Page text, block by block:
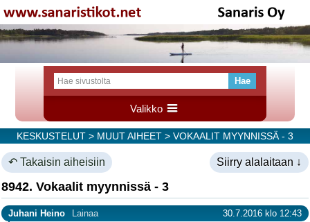
Valikko
KESKUSTELUT > MUUT AIHEET > VOKAALIT MYYNNISSÄ - 3
↶ Takaisin aiheisiin Siirry alalaitaan ↓
8942. Vokaalit myynnissä - 3
Juhani Heino Lainaa 30.7.2016 klo 12:43